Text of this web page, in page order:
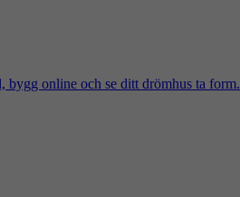
online och se ditt drömhus ta form.